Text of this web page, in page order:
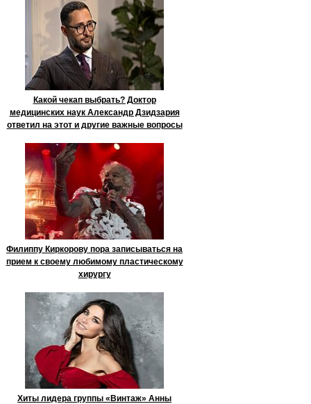
Какой чекап выбрать? Доктор
медицинских наук Александр Дзидзария
ответил на этот и другие важные вопросы
Филиппу Киркорову пора записываться на
прием к своему любимому пластическому
хирургу
Хиты лидера группы «Винтаж» Анны